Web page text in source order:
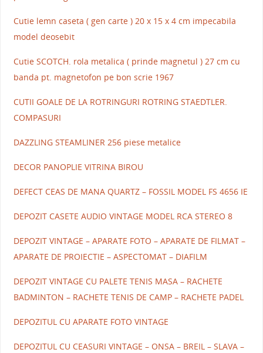
Cutie lemn caseta ( gen carte ) 20 x 15 x 4 cm impecabila
model deosebit
Cutie SCOTCH. rola metalica ( prinde magnetul ) 27 cm cu
banda pt. magnetofon pe bon scrie 1967
CUTII GOALE DE LA ROTRINGURI ROTRING STAEDTLER.
COMPASURI
DAZZLING STEAMLINER 256 piese metalice
DECOR PANOPLIE VITRINA BIROU
DEFECT CEAS DE MANA QUARTZ – FOSSIL MODEL FS 4656 IE
DEPOZIT CASETE AUDIO VINTAGE MODEL RCA STEREO 8
DEPOZIT VINTAGE – APARATE FOTO – APARATE DE FILMAT –
APARATE DE PROIECTIE – ASPECTOMAT – DIAFILM
DEPOZIT VINTAGE CU PALETE TENIS MASA – RACHETE
BADMINTON – RACHETE TENIS DE CAMP – RACHETE PADEL
DEPOZITUL CU APARATE FOTO VINTAGE
DEPOZITUL CU CEASURI VINTAGE – ONSA – BREIL – SLAVA –